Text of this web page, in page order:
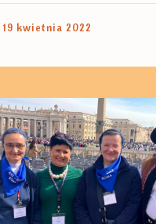
19 kwietnia 2022